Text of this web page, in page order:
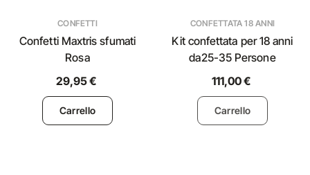
CONFETTI
Confetti Maxtris sfumati
Rosa
29,95 €
Carrello
CONFETTATA 18 ANNI
Kit confettata per 18 anni
da25-35 Persone
111,00 €
Carrello